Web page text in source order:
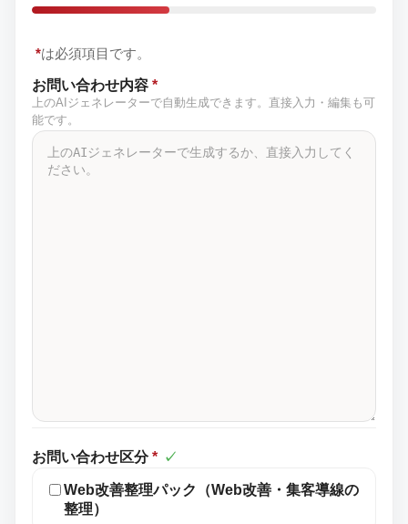
*は必須項目です。
お問い合わせ内容 *
上のAIジェネレーターで自動生成できます。直接入力・編集も可
能です。
お問い合わせ区分 * ✓
Web改善整理パック（Web改善・集客導線の
整理）